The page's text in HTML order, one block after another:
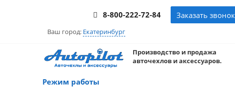
8-800-222-72-84 Заказать звонок
Ваш город: Екатеринбург
Производство и продажа
авточехлов и аксессуаров.
Режим работы